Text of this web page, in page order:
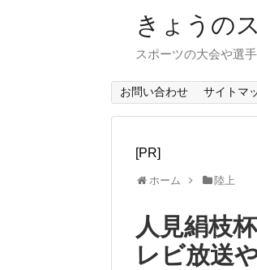
きょうの
スポーツの大会や選
お問い合わせ サイトマ
[PR]
ホーム 陸上
人見絹枝
レビ放送